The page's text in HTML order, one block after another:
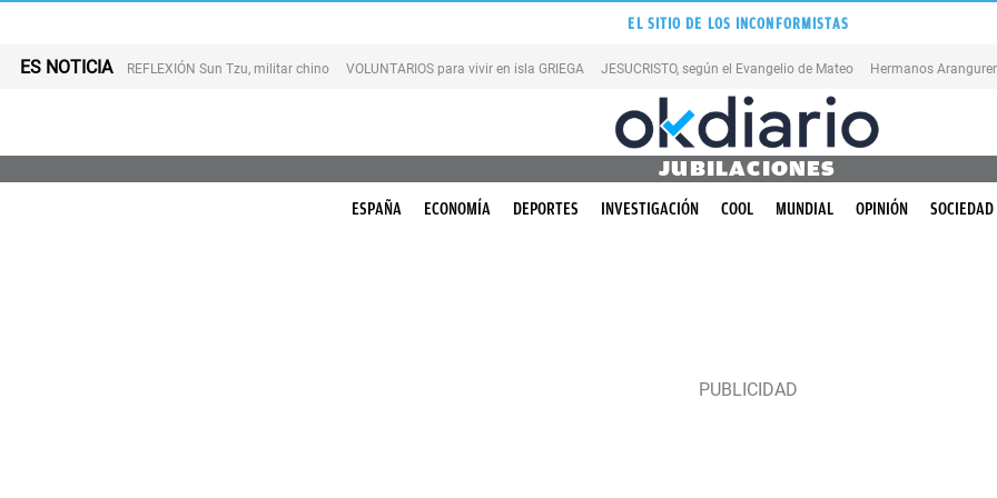
EL SITIO DE LOS INCONFORMISTAS
ES NOTICIA REFLEXIÓN Sun Tzu, militar chino VOLUNTARIOS para vivir en isla GRIEGA JESUCRISTO, según el Evangelio de Mateo Hermanos Aranguren
JUBILACIONES
ESPAÑA ECONOMÍA DEPORTES INVESTIGACIÓN COOL MUNDIAL OPINIÓN SOCIEDAD